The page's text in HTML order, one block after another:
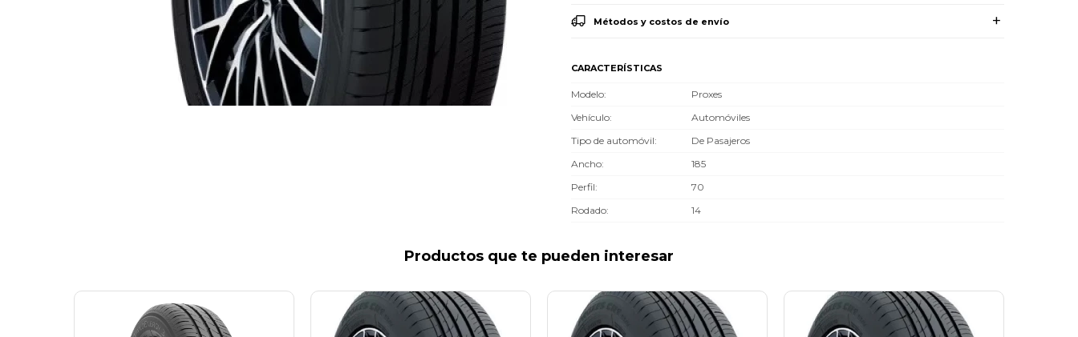
Métodos y costos de envío
CARACTERÍSTICAS
Modelo
Proxes
Vehículo
Automóviles
Tipo de automóvil
De Pasajeros
Ancho
185
Perfil
70
Rodado
14
Productos que te pueden interesar